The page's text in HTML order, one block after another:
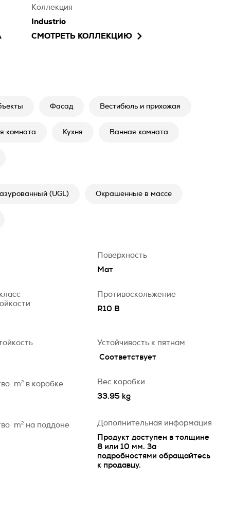
Коллекция
Industrio
СМОТРЕТЬ КОЛЛЕКЦИЮ
Фасад Вестибюль и прихожая
комната Кухня Ванная комната
(UGL) Окрашенные в массе
Поверхность
Мат
Противоскольжение
R10 B
Устойчивость к пятнам
Соответствует
m2
в коробке
Вес коробки
33.95 kg
m2
на поддоне
Дополнительная информация
Продукт доступен в толщине
8 или 10 мм. За
подробностями обращайтесь
к продавцу.